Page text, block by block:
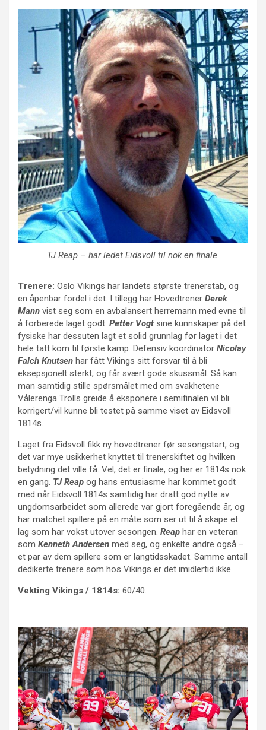
TJ Reap– har ledet Eidsvoll til nok en finale.
Trenere: Oslo Vikings har landets største trenerstab, og
en åpenbar fordel i det. I tillegg har Hovedtrener Derek
Mann vist seg som en avbalansert herremann med evne til
å forberede laget godt. Petter Vogt sine kunnskaper på det
fysiske har dessuten lagt et solid grunnlag før laget i det
hele tatt kom til første kamp. Defensiv koordinator Nicolay
Falch Knutsen har fått Vikings sitt forsvar til å bli
eksepsjonelt sterkt, og får svært gode skussmål. Så kan
man samtidig stille spørsmålet med om svakhetene
Vålerenga Trolls greide å eksponere i semifinalen vil bli
korrigert/vil kunne bli testet på samme viset av Eidsvoll
1814s.
Laget fra Eidsvoll fikk ny hovedtrener før sesongstart, og
det var mye usikkerhet knyttet til trenerskiftet og hvilken
betydning det ville få. Vel; det er finale, og her er 1814s nok
en gang. TJ Reap og hans entusiasme har kommet godt
med når Eidsvoll 1814s samtidig har dratt god nytte av
ungdomsarbeidet som allerede var gjort foregående år, og
har matchet spillere på en måte som ser ut til å skape et
lag som har vokst utover sesongen. Reap har en veteran
som Kenneth Andersen med seg, og enkelte andre også –
et par av dem spillere som er langtidsskadet. Samme antall
dedikerte trenere som hos Vikings er det imidlertid ikke.
Vekting Vikings / 1814s: 60/40.